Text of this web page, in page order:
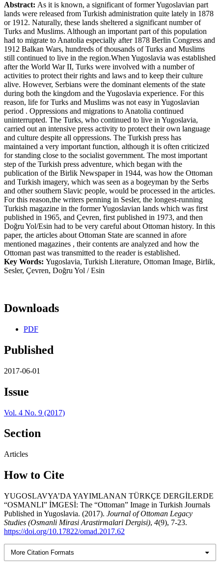
Abstract: As it is known, a significant of former Yugoslavian part
lands were released from Turkish administration quite lately in 1878
or 1912. Naturally, these lands sheltered a significant number of
Turks and Muslims. Although an important part of this population
had to migrate to Anatolia especially after 1878 Berlin Congress and
1912 Balkan Wars, hundreds of thousands of Turks and Muslims
still continued to live in the region.When Yugoslavia was established
after the World War II, Turks were involved with a number of
activities to protect their rights and laws and to keep their culture
alive. However, Serbians were the dominant elements of the state
during both the kingdom and the Yugoslavia experience. For this
reason, life for Turks and Muslims was not easy in Yugoslavian
period . Oppressions and migrations to Anatolia continued
uninterrupted. The Turks, who continued to live in Yugoslavia,
carried out an intensive press activity to protect their own language
and culture despite all oppressions. The Turkish press has
maintained a very important function, although it is often criticized
for standing close to the socialist government. The most important
step of the Turkish press adventure, which began with the
publication of the Birlik Newspaper in 1944, was how the Ottoman
and Turkish imagery, which was seen as a bogeyman by the Serbs
and other southern Slavic people, would be processed in the articles.
For this reason,the writers penning in Sesler, the longest-running
Turkish magazine in the former Yugoslavian lands which was first
published in 1965, and Çevren, first published in 1973, and then
Doğru Yol/Esin had to be very careful about Ottoman history. In this
paper, the articles about Ottoman State are scanned in afore
mentioned magazines , their contents are analyzed and how the
Ottoman past was transmitted to the reader is established.
Key Words: Yugoslavia, Turkish Literature, Ottoman Image, Birlik,
Sesler, Çevren, Doğru Yol / Esin
Downloads
PDF
Published
2017-06-01
Issue
Vol. 4 No. 9 (2017)
Section
Articles
How to Cite
YUGOSLAVYA’DA YAYIMLANAN TÜRKÇE DERGİLERDE
“OSMANLI” İMGESİ: The “Ottoman” Image in Turkish Journals
Published in Yugoslavia. (2017). Journal of Ottoman Legacy
Studies (Osmanli Mirasi Arastirmalari Dergisi), 4(9), 7-23.
https://doi.org/10.17822/omad.2017.62
More Citation Formats